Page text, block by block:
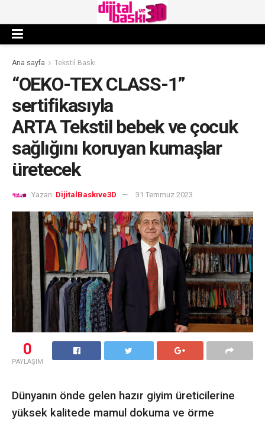
Ana sayfa Tekstil Baskı
“OEKO-TEX CLASS-1”
sertifikasıyla
ARTA Tekstil bebek ve çocuk
sağlığını koruyan kumaşlar
üretecek
Yazan: DijitalBaskıve3D 31 Temmuz 2023
0
PAYLAŞIM
Dünyanın önde gelen hazır giyim üreticilerine
yüksek kalitede mamul dokuma ve örme